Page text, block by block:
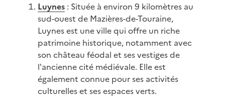
Luynes: Située à environ 9 kilomètres au
sud-ouest de Mazières-de-Touraine,
Luynes est une ville qui offre un riche
patrimoine historique, notamment avec
son château féodal et ses vestiges de
l'ancienne cité médiévale. Elle est
également connue pour ses activités
culturelles et ses espaces verts.